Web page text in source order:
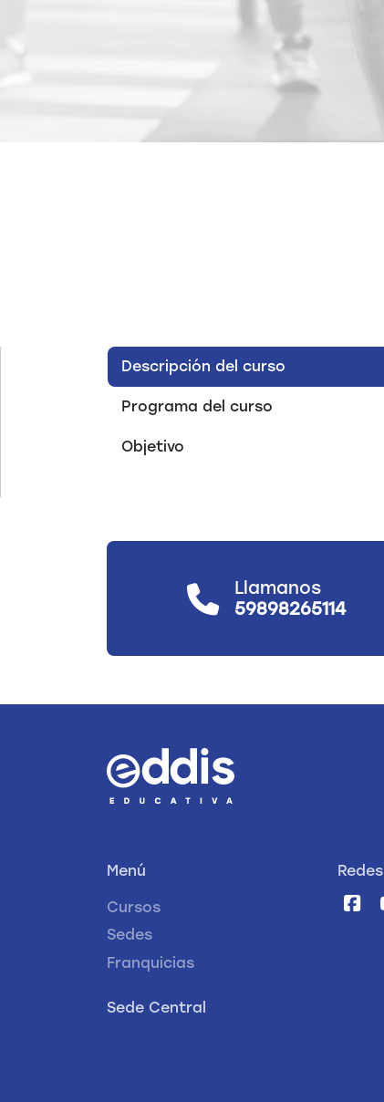
Descripción del curso
Programa del curso
Objetivo
Llamanos
59898265114
Menú
Cursos
Sedes
Franquicias
Redes
Sede Central